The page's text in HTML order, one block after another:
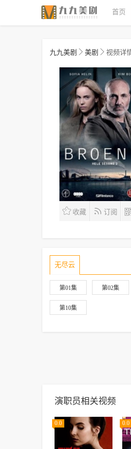
首页
九九美剧 美剧 视频详
收藏 订阅
无尽云
第01集 第02集
第10集
演职员相关视频
0.0 0.0